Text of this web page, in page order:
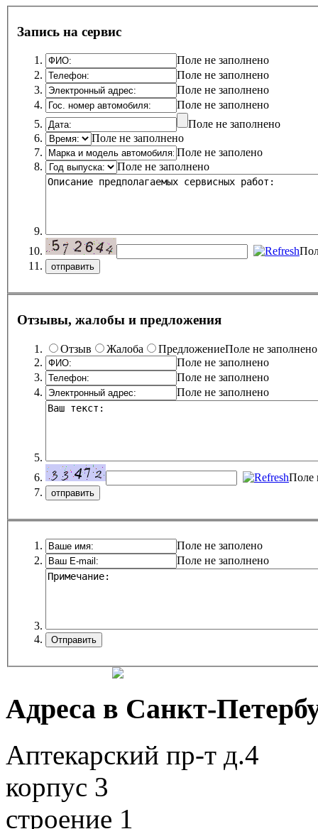
Запись на сервис
Поле не заполнено
Поле не заполнено
Поле не заполнено
Поле не заполнено
Поле не заполнено
Поле не заполнено
Поле не заполено
Поле не заполнено
Отзывы, жалобы и предложения
Отзыв Жалоба ПредложениеПоле не заполнено
Поле не заполнено
Поле не заполнено
Поле не заполнено
Поле
Поле не заполено
Поле не заполнено
Адреса в Санкт-
Аптекарский пр-т д.4
корпус 3
строение 1